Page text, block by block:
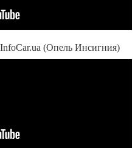
(Опель Инсигния)